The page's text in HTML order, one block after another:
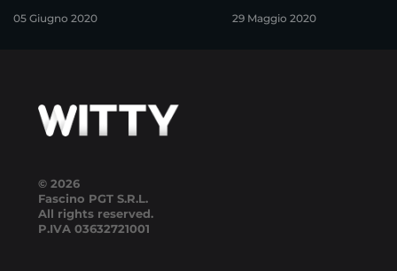
05 Giugno 2020 29 Maggio 2020
© 2026
Fascino PGT S.R.L.
All rights reserved.
P.IVA 03632721001